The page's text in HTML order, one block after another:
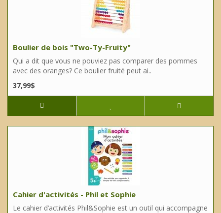
Boulier de bois "Two-Ty-Fruity"
Qui a dit que vous ne pouviez pas comparer des pommes
avec des oranges? Ce boulier fruité peut ai..
37,99$
Cahier d'activités - Phil et Sophie
Le cahier d’activités Phil&Sophie est un outil qui accompagne